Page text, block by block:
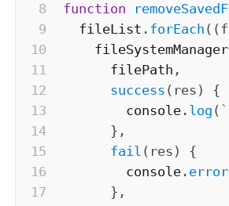
function
  fileList
. forEach ( (
    fileSystemManager
      filePath
,
success ( res )
{
        console
. log ( `
} ,
fail ( res )
{
        console
. error
} ,